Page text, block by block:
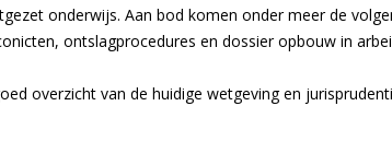
onderwijs. Aan bod komen onder meer de
ontslagprocedures en dossier opbouw in
overzicht van de huidige wetgeving en